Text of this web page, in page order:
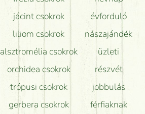
jácint csokrok
liliom csokrok
alsztromélia csokrok
orchidea csokrok
trópusi csokrok
gerbera csokrok
évforduló
nászajándék
üzleti
részvét
jobbulás
férfiaknak